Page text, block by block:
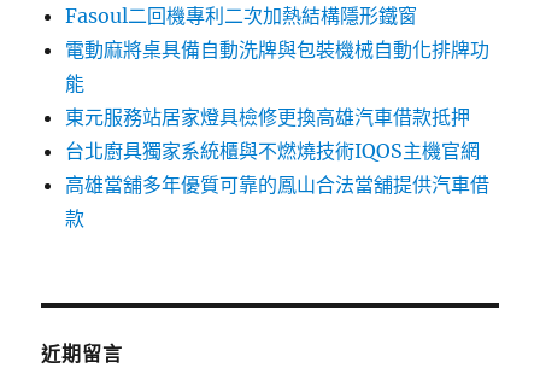
Fasoul二回機專利二次加熱結構隱形鐵窗
電動麻將桌具備自動洗牌與包裝機械自動化排牌功
能
東元服務站居家燈具檢修更換高雄汽車借款抵押
台北廚具獨家系統櫃與不燃燒技術IQOS主機官網
高雄當舖多年優質可靠的鳳山合法當舖提供汽車借
款
近期留言